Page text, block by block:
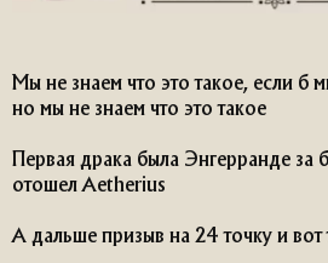
Мы не знаем что это такое, если б
но мы не знаем что это такое
Первая драка была Энгерранде за
отошел Aetherius
А дальше призыв на 24 точку и вот